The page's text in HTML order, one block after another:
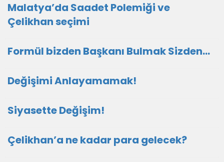
Malatya’da Saadet Polemiği ve
Çelikhan seçimi
Formül bizden Başkanı Bulmak Sizden…
Değişimi Anlayamamak!
Siyasette Değişim!
Çelikhan’a ne kadar para gelecek?